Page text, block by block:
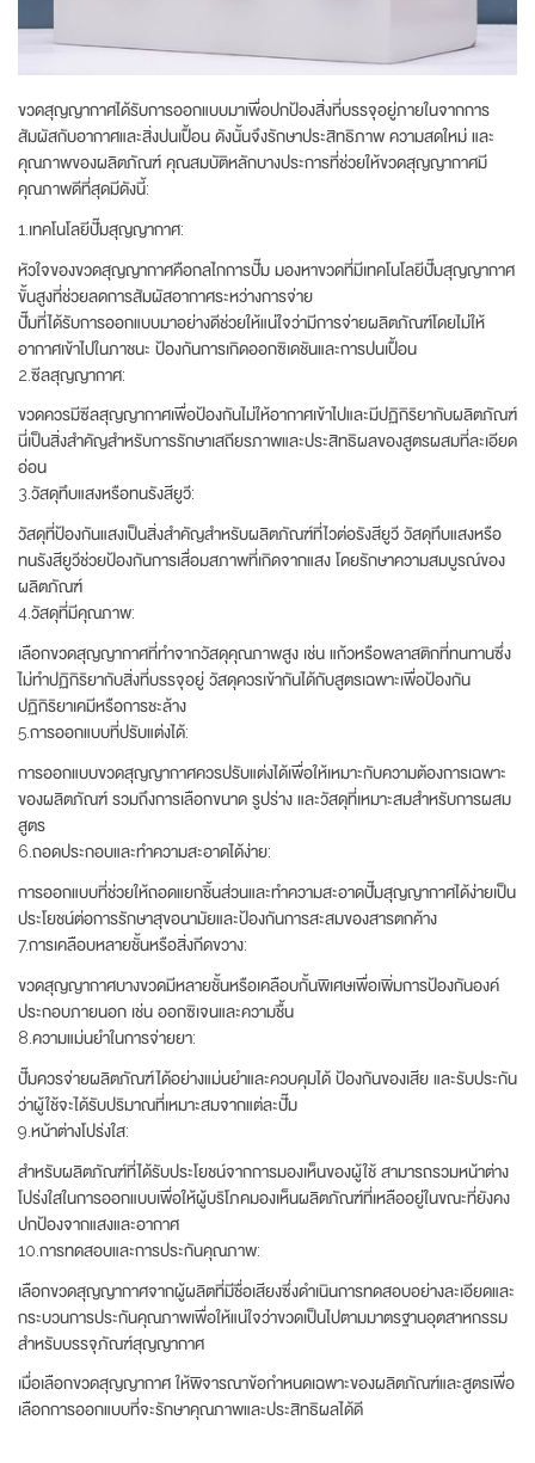
ขวดสุญญากาศได้รับการออกแบบมาเพื่อปกป้องสิ่งที่บรรจุอยู่ภายในจากการ
สัมผัสกับอากาศและสิ่งปนเปื้อน ดังนั้นจึงรักษาประสิทธิภาพ ความสดใหม่ และ
คุณภาพของผลิตภัณฑ์ คุณสมบัติหลักบางประการที่ช่วยให้ขวดสุญญากาศมี
คุณภาพดีที่สุดมีดังนี้:
1.เทคโนโลยีปั๊มสุญญากาศ:
หัวใจของขวดสุญญากาศคือกลไกการปั๊ม มองหาขวดที่มีเทคโนโลยีปั๊มสุญญากาศ
ขั้นสูงที่ช่วยลดการสัมผัสอากาศระหว่างการจ่าย
ปั๊มที่ได้รับการออกแบบมาอย่างดีช่วยให้แน่ใจว่ามีการจ่ายผลิตภัณฑ์โดยไม่ให้
อากาศเข้าไปในภาชนะ ป้องกันการเกิดออกซิเดชันและการปนเปื้อน
2.ซีลสุญญากาศ:
ขวดควรมีซีลสุญญากาศเพื่อป้องกันไม่ให้อากาศเข้าไปและมีปฏิกิริยากับผลิตภัณฑ์
นี่เป็นสิ่งสำคัญสำหรับการรักษาเสถียรภาพและประสิทธิผลของสูตรผสมที่ละเอียด
อ่อน
3.วัสดุทึบแสงหรือทนรังสียูวี:
วัสดุที่ป้องกันแสงเป็นสิ่งสำคัญสำหรับผลิตภัณฑ์ที่ไวต่อรังสียูวี วัสดุทึบแสงหรือ
ทนรังสียูวีช่วยป้องกันการเสื่อมสภาพที่เกิดจากแสง โดยรักษาความสมบูรณ์ของ
ผลิตภัณฑ์
4.วัสดุที่มีคุณภาพ:
เลือกขวดสุญญากาศที่ทำจากวัสดุคุณภาพสูง เช่น แก้วหรือพลาสติกที่ทนทานซึ่ง
ไม่ทำปฏิกิริยากับสิ่งที่บรรจุอยู่ วัสดุควรเข้ากันได้กับสูตรเฉพาะเพื่อป้องกัน
ปฏิกิริยาเคมีหรือการชะล้าง
5.การออกแบบที่ปรับแต่งได้:
การออกแบบขวดสุญญากาศควรปรับแต่งได้เพื่อให้เหมาะกับความต้องการเฉพาะ
ของผลิตภัณฑ์ รวมถึงการเลือกขนาด รูปร่าง และวัสดุที่เหมาะสมสำหรับการผสม
สูตร
6.ถอดประกอบและทำความสะอาดได้ง่าย:
การออกแบบที่ช่วยให้ถอดแยกชิ้นส่วนและทำความสะอาดปั๊มสุญญากาศได้ง่ายเป็น
ประโยชน์ต่อการรักษาสุขอนามัยและป้องกันการสะสมของสารตกค้าง
7.การเคลือบหลายชั้นหรือสิ่งกีดขวาง:
ขวดสุญญากาศบางขวดมีหลายชั้นหรือเคลือบกั้นพิเศษเพื่อเพิ่มการป้องกันองค์
ประกอบภายนอก เช่น ออกซิเจนและความชื้น
8.ความแม่นยำในการจ่ายยา:
ปั๊มควรจ่ายผลิตภัณฑ์ได้อย่างแม่นยำและควบคุมได้ ป้องกันของเสีย และรับประกัน
ว่าผู้ใช้จะได้รับปริมาณที่เหมาะสมจากแต่ละปั๊ม
9.หน้าต่างโปร่งใส:
สำหรับผลิตภัณฑ์ที่ได้รับประโยชน์จากการมองเห็นของผู้ใช้ สามารถรวมหน้าต่าง
โปร่งใสในการออกแบบเพื่อให้ผู้บริโภคมองเห็นผลิตภัณฑ์ที่เหลืออยู่ในขณะที่ยังคง
ปกป้องจากแสงและอากาศ
10.การทดสอบและการประกันคุณภาพ:
เลือกขวดสุญญากาศจากผู้ผลิตที่มีชื่อเสียงซึ่งดำเนินการทดสอบอย่างละเอียดและ
กระบวนการประกันคุณภาพเพื่อให้แน่ใจว่าขวดเป็นไปตามมาตรฐานอุตสาหกรรม
สำหรับบรรจุภัณฑ์สุญญากาศ
เมื่อเลือกขวดสุญญากาศ ให้พิจารณาข้อกำหนดเฉพาะของผลิตภัณฑ์และสูตรเพื่อ
เลือกการออกแบบที่จะรักษาคุณภาพและประสิทธิผลได้ดี